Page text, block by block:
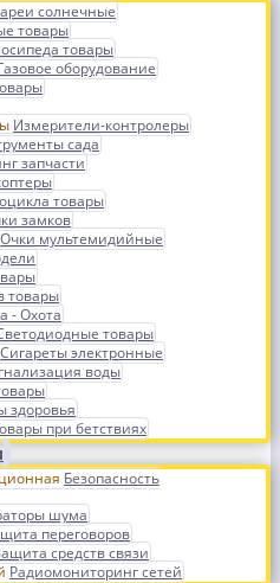
солнечные
товары
товары
оборудование
Измерители-контролеры
сада
запчасти
товары
замков
Очки мультемидийные
товары
- Охота
товары
Сигареты электронные
воды
здоровья
при бетствиях
Безопасность
шума
переговоров
средств связи
Радиомониторинг сетей